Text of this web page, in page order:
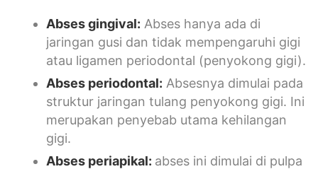
Abses gingival: Abses hanya ada di
jaringan gusi dan tidak mempengaruhi gigi
atau ligamen periodontal (penyokong gigi).
Abses periodontal: Absesnya dimulai pada
struktur jaringan tulang penyokong gigi. Ini
merupakan penyebab utama kehilangan
gigi.
Abses periapikal: abses ini dimulai di pulpa